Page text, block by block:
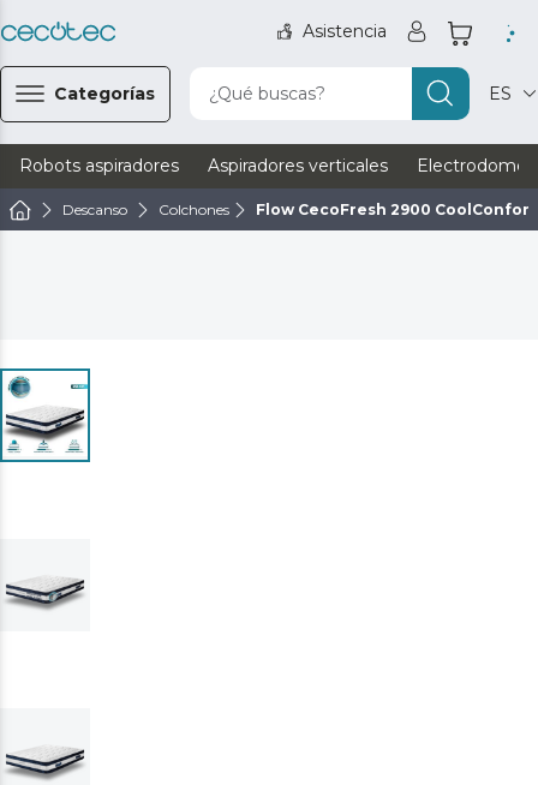
Asistencia
Categorías ¿Qué buscas? ES
Robots aspiradores Aspiradores verticales
Descanso Colchones Flow CecoFresh 2900 CoolConfort